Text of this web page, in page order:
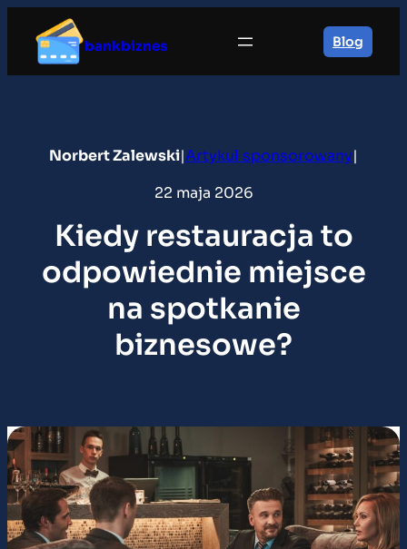
treści
bankbiznes Blog
Norbert Zalewski|Artykuł sponsorowany|
22 maja 2026
Kiedy restauracja to
odpowiednie miejsce
na spotkanie
biznesowe?